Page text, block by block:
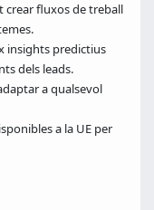
crear fluxos de treball
insights predictius
dels leads.
a qualsevol
a la UE per